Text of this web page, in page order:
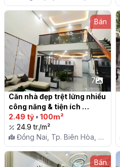
Bán
7
Căn nhà đẹp trệt lửng nhiều
công năng & tiện ích
phường Trảng Dài, Biên
Hoà, Đồng Nai
2.49 tỷ • 100m²
24.9 tr./m²
Đồng Nai, Tp. Biên Hòa, P.
Trảng Dài
Bán